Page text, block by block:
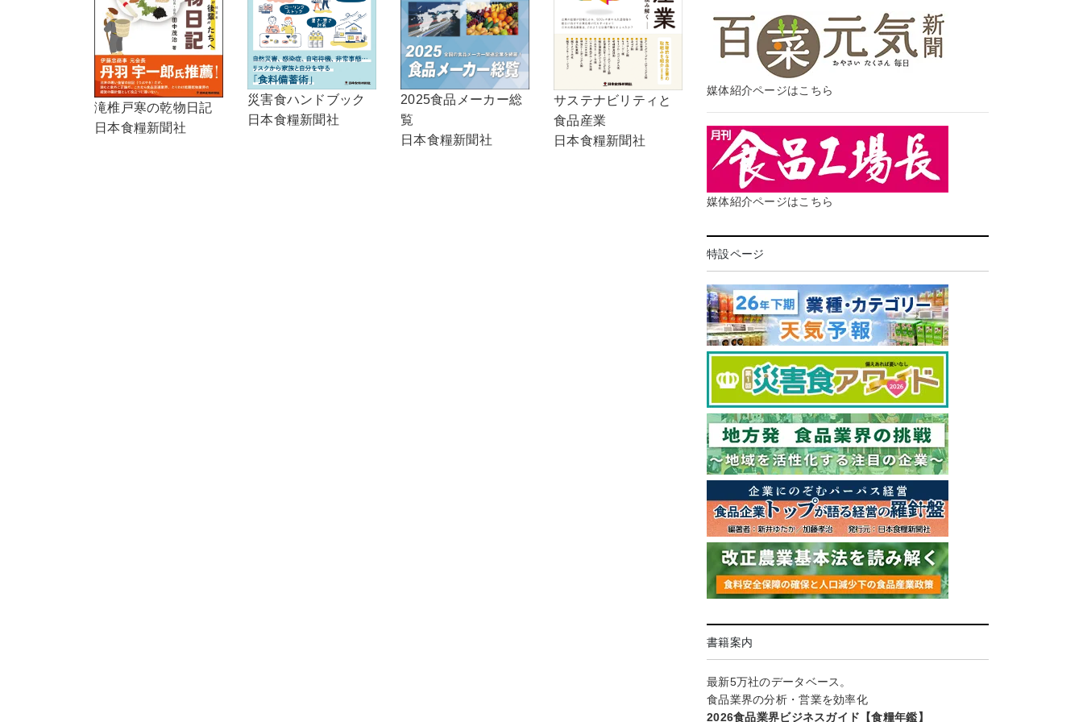
滝椎戸寒の乾物日記
日本食糧新聞社
災害食ハンドブック
日本食糧新聞社
2025食品メーカー総
覧
日本食糧新聞社
サステナビリティと
食品産業
日本食糧新聞社
媒体紹介ページはこちら
媒体紹介ページはこちら
特設ページ
書籍案内
最新5万社のデータベース。
食品業界の分析・営業を効率化
2026食品業界ビジネスガイド【食糧年鑑】